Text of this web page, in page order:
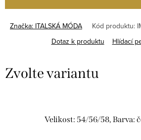
Značka: ITALSKÁ MÓDA Kód produktu:
Dotaz k produktu
Hlídací
Velikost: 54/56/58, Barva: